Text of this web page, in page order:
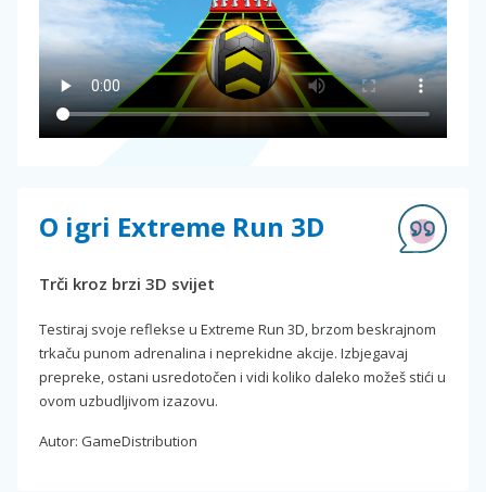
O igri Extreme Run 3D
Trči kroz brzi 3D svijet
Testiraj svoje reflekse u Extreme Run 3D, brzom beskrajnom
trkaču punom adrenalina i neprekidne akcije. Izbjegavaj
prepreke, ostani usredotočen i vidi koliko daleko možeš stići u
ovom uzbudljivom izazovu.
Autor: GameDistribution